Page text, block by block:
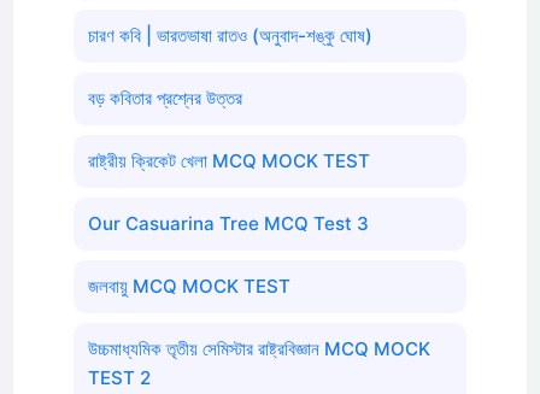
চারণ কবি | ভারতভাষা রাতও (অনুবাদ-শঙ্কু ঘোষ)
বড় কবিতার প্রশ্নের উত্তর
রাষ্ট্রীয় ক্রিকেট খেলা MCQ MOCK TEST
Our Casuarina Tree MCQ Test 3
জলবায়ু MCQ MOCK TEST
উচ্চমাধ্যমিক তৃতীয় সেমিস্টার রাষ্ট্রবিজ্ঞান MCQ MOCK
TEST 2